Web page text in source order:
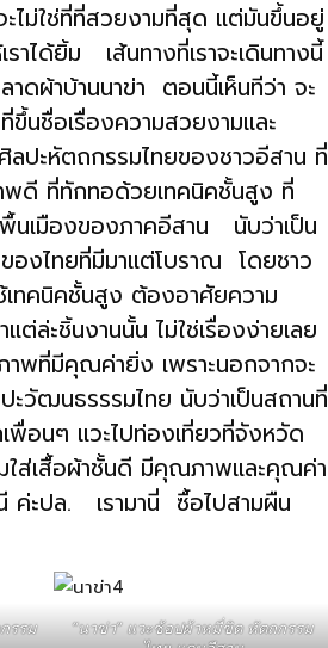
ะไม่ใช่ที่ที่สวยงามที่สุด แต่มันขึ้นอยู่
าได้ยิ้ม เส้นทางที่เราจะเดินทางนี้
ดผ้าบ้านนาข่า ตอนนี้เห็นทีว่า จะ
ขึ้นชื่อเรื่องความสวยงามและ
ปะหัตถกรรมไทยของชาวอีสาน ที่
พดี ที่ทักทอด้วยเทคนิคชั้นสูง ที่
นเมืองของภาคอีสาน นับว่าเป็น
องไทยที่มีมาแต่โบราณ โดยชาว
เทคนิคชั้นสูง ต้องอาศัยความ
ล่ะชิ้นงานนั้น ไม่ใช่เรื่องง่ายเลย
พที่มีคุณค่ายิ่ง เพราะนอกจากจะ
ฒนธรรรมไทย นับว่าเป็นสถานที่
อนๆ แวะไปท่องเที่ยวที่จังหวัด
ใส่เสื้อผ้าชั้นดี มีคุณภาพและคุณค่า
ค่ะปล. เรามานี่ ซื้อไปสามผืน
รรม
“นาข่า” แวะช้อปผ้าหมี่ขิด หัตถกรรม